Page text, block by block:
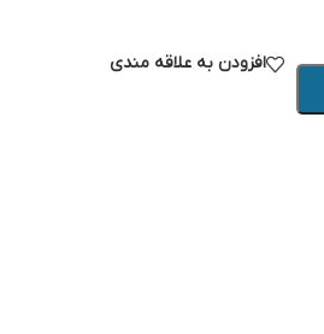
افزودن به علاقه مندی